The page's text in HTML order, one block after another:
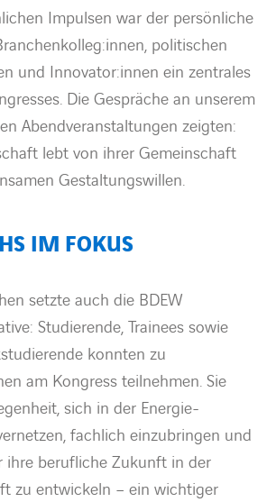
Impulsen war der persönliche
, politischen
und Innovator:innen ein zentrales
Die Gespräche an unserem
Abendveranstaltungen zeigten:
lebt von ihrer Gemeinschaft
Gestaltungswillen.
IM FOKUS
setzte auch die BDEW
: Studierende, Trainees sowie
konnten zu
am Kongress teilnehmen. Sie
sich in der Energie-
fachlich einzubringen und
ihre berufliche Zukunft in der
zu entwickeln – ein wichtiger